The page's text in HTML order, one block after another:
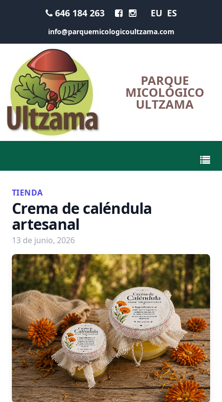
646 184 263 EU ES
info@parquemicologicoultzama.com
PARQUE
MICOLÓGICO
ULTZAMA
TIENDA
Crema de caléndula
artesanal
13 de junio, 2026